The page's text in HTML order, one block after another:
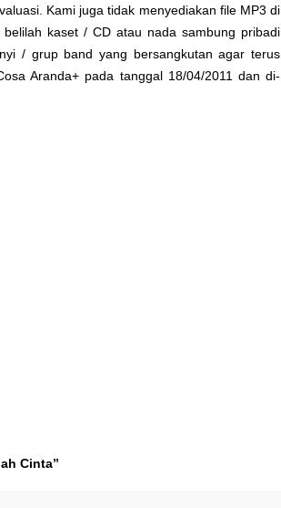
Kami juga tidak menyediakan file MP3 di
kaset / CD atau nada sambung pribadi
/ grup band yang bersangkutan agar terus
Aranda+ pada tanggal 18/04/2011 dan di-
Cinta”